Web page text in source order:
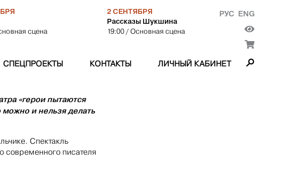
сцена
2 СЕНТЯБРЯ
Рассказы Шукшина
19:00 / Основная сцена
РУС ENG
СПЕЦПРОЕКТЫ КОНТАКТЫ ЛИЧНЫЙ КАБИНЕТ
«герои пытаются
можно и нельзя делать
Спектакль
современного писателя